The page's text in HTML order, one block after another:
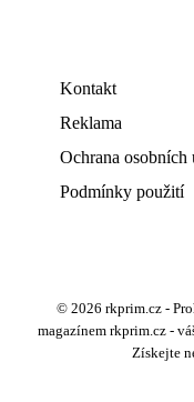
Kontakt
Reklama
Ochrana osobních
Podmínky použití
© 2026 rkprim.cz -
magazínem rkprim.cz -
Získejte